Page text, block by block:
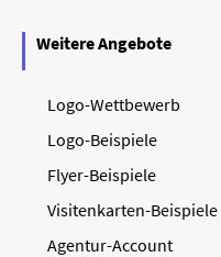
Weitere Angebote
Logo-Wettbewerb
Logo-Beispiele
Flyer-Beispiele
Visitenkarten-Beispiele
Agentur-Account